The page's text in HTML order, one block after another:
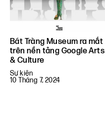
Bát Tràng Museum ra mắt
trên nền tảng Google Arts
& Culture
Sự kiện
10 Tháng 7, 2024